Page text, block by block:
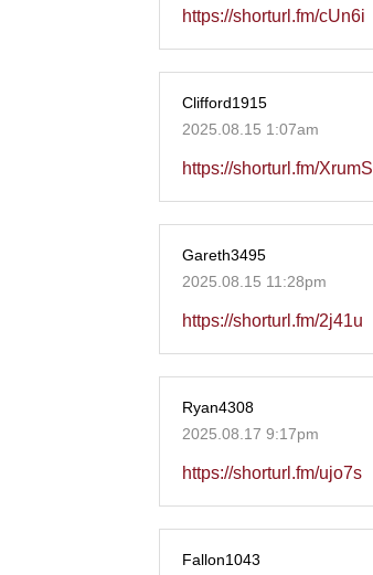
https://shorturl.fm/cUn6i
Clifford1915
2025.08.15 1:07am
https://shorturl.fm/XrumS
Gareth3495
2025.08.15 11:28pm
https://shorturl.fm/2j41u
Ryan4308
2025.08.17 9:17pm
https://shorturl.fm/ujo7s
Fallon1043